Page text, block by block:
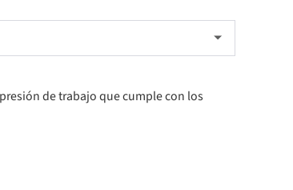
de trabajo que cumple con los